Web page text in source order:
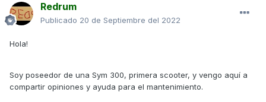
Redrum
Publicado 20 de Septiembre del 2022
Hola!
Soy poseedor de una Sym 300, primera scooter, y vengo aquí a
compartir opiniones y ayuda para el mantenimiento.